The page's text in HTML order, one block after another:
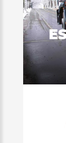
ESPARCIDOR DE